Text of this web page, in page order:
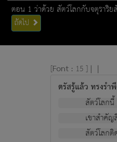
ตอน 1 ว่าด้วย สัตว์โลกกับจตุราริย
ถัดไป
[Font : 15 ] | |
ตรัสรู้แล้ว ทรงรำ
สัตว์โลก
เขาสำคั
สัตว์โลก